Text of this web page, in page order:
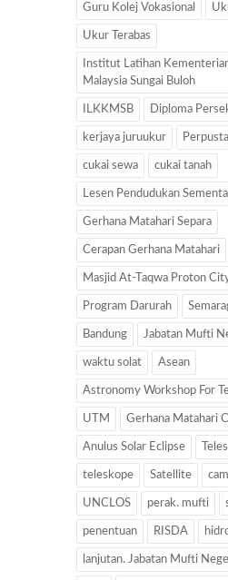
Guru Kolej Vokasional
Ukur Terabas
Institut Latihan
Malaysia Sungai Buloh
ILKKMSB Diploma
kerjaya juruukur
cukai sewa cukai tanah
Lesen Pendudukan
Gerhana Matahari Separa
Cerapan Gerhana Matahari
Masjid At-Taqwa Proton
Program Darurah
Bandung Jabatan Mufti
waktu solat Asean
Astronomy Workshop For
UTM Gerhana Matahari
Anulus Solar Eclipse
teleskope Satellite
UNCLOS perak. mufti
penentuan RISDA
lanjutan. Jabatan Mufti